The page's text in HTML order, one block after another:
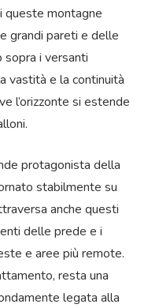
queste montagne
grandi pareti e delle
sopra i versanti
vastità e la continuità
l’orizzonte si estende
protagonista della
stabilmente su
anche questi
delle prede e i
e aree più remote.
resta una
legata alla